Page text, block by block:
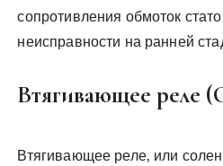
сопротивления обмоток
неисправности на ранней
Втягивающее реле
Втягивающее реле‚ или